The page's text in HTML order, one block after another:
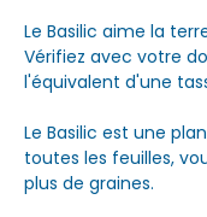
Le Basilic aime la
Vérifiez avec votre
l'équivalent d'une
Le Basilic est une
toutes les feuilles,
plus de graines.